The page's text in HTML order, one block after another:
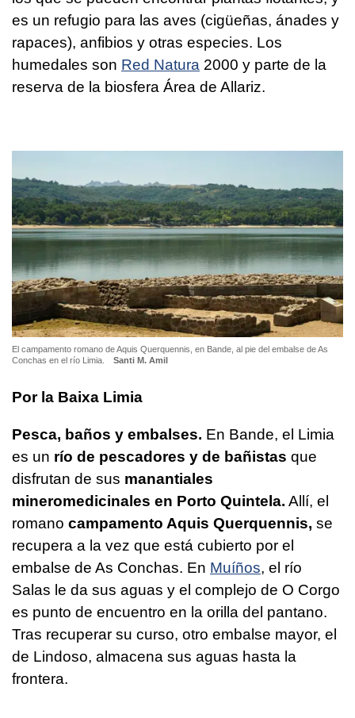
es un refugio para las aves (cigüeñas, ánades y
rapaces), anfibios y otras especies. Los
humedales son Red Natura 2000 y parte de la
reserva de la biosfera Área de Allariz.
El campamento romano de Aquis Querquennis, en Bande, al pie del embalse de As
Conchas en el río Limia.
Santi M. Amil
Por la Baixa Limia
Pesca, baños y embalses. En Bande, el Limia
es un río de pescadores y de bañistas que
disfrutan de sus manantiales
mineromedicinales en Porto Quintela. Allí, el
romano campamento Aquis Querquennis, se
recupera a la vez que está cubierto por el
embalse de As Conchas. En Muíños, el río
Salas le da sus aguas y el complejo de O Corgo
es punto de encuentro en la orilla del pantano.
Tras recuperar su curso, otro embalse mayor, el
de Lindoso, almacena sus aguas hasta la
frontera.